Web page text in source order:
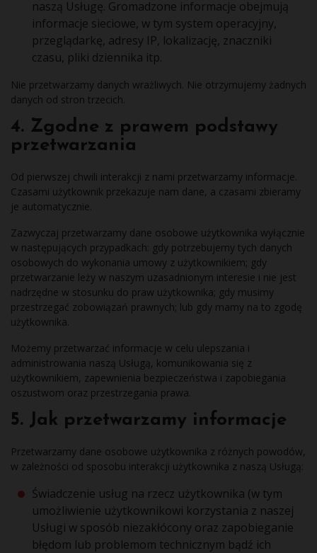
naszą Usługę. Gromadzone informacje obejmują
informacje sieciowe, w tym system operacyjny,
przeglądarkę, adresy IP, lokalizację, znaczniki
czasu, pliki dziennika itp.
Nie przetwarzamy danych wrażliwych. Nie otrzymujemy żadnych
danych od stron trzecich.
4. Zgodne z prawem podstawy
przetwarzania
Od pierwszej chwili interakcji z nami przetwarzamy informacje.
Czasami użytkownik przekazuje nam dane, a czasami zbieramy
je automatycznie.
Zazwyczaj przetwarzamy dane osobowe użytkownika wyłącznie
w następujących przypadkach: gdy potrzebujemy tych danych
osobowych do wykonania umowy z użytkownikiem; gdy
przetwarzanie leży w naszym uzasadnionym interesie i nie jest
nadrzędne w stosunku do praw użytkownika; gdy musimy
przestrzegać zobowiązań prawnych; lub gdy mamy na to zgodę
użytkownika.
Możemy przetwarzać informacje w celu ulepszania i
administrowania naszą Usługą, komunikowania się z
użytkownikiem, zapewnienia bezpieczeństwa i zapobiegania
oszustwom oraz przestrzegania prawa.
5. Jak przetwarzamy informacje
Przetwarzamy dane osobowe użytkownika z różnych powodów,
w zależności od sposobu interakcji użytkownika z naszą Usługą:
Świadczenie usług na rzecz użytkownika (w tym
umożliwienie użytkownikowi korzystania z naszej
Usługi w sposób niezakłócony oraz zapobieganie
błędom lub problemom technicznym bądź ich